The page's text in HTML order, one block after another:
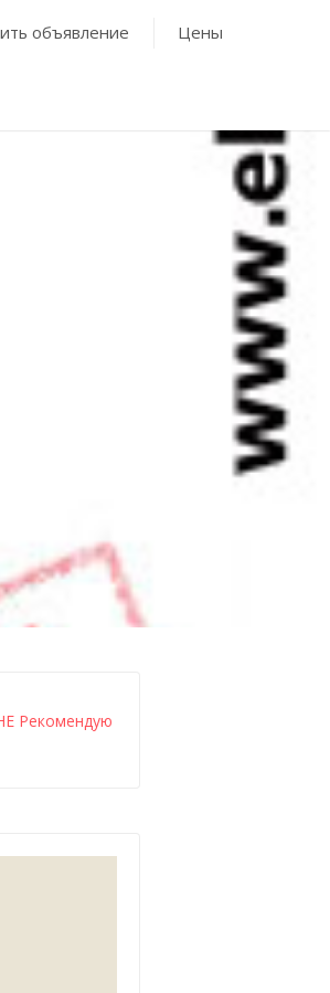
объявление Цены
Рекомендую